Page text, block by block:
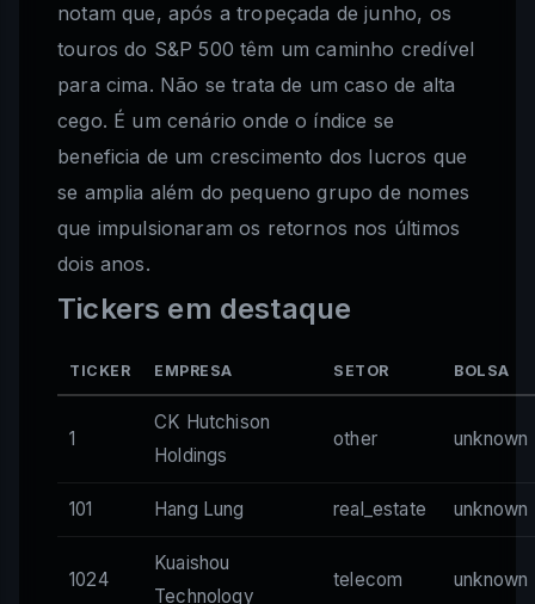
notam que, após a tropeçada de junho, os
touros do S&P 500 têm um caminho credível
para cima. Não se trata de um caso de alta
cego. É um cenário onde o índice se
beneficia de um crescimento dos lucros que
se amplia além do pequeno grupo de nomes
que impulsionaram os retornos nos últimos
dois anos.
Tickers em destaque
TICKER EMPRESA SETOR BOLSA
1
CK Hutchison
Holdings
other unknown
101 Hang Lung real_estate unknown
1024
Kuaishou
Technology
telecom unknown